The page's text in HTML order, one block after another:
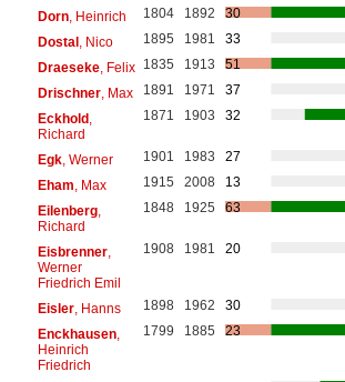
Dorn, Heinrich 1804 1892
30
Dostal, Nico 1895 1981
33
Draeseke, Felix 1835 1913
51
Drischner, Max 1891 1971
37
Eckhold,
Richard
1871 1903 32
Egk, Werner 1901 1983
27
Eham , Max 1915 2008
13
Eilenberg,
Richard
1848 1925 63
Eisbrenner,
Werner
Friedrich Emil
1908 1981 20
Eisler, Hanns 1898 1962
30
Enckhausen,
Heinrich
Friedrich
1799 1885 23